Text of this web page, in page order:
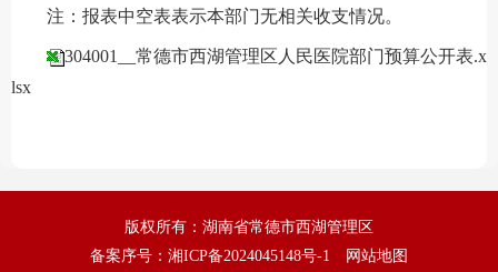
注：报表中空表表示本部门无相关收支情况。
304001__常德市西湖管理区人民医院部门预算公开表.x
lsx
版权所有：湖南省常德市西湖管理区
备案序号： 湘ICP备2024045148号-1
网站地图